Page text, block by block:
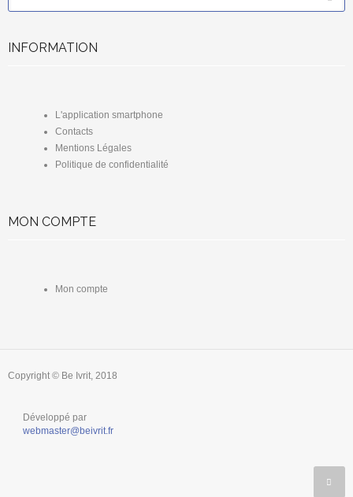
INFORMATION
L'application smartphone
Contacts
Mentions Légales
Politique de confidentialité
MON COMPTE
Mon compte
Copyright © Be Ivrit, 2018
Développé par
webmaster@beivrit.fr